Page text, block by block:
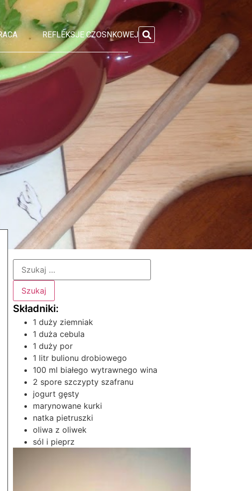
REFLEKSJE CZOSNKOWEJ
1 duży ziemniak
1 duża cebula
1 duży por
1 litr bulionu drobiowego
100 ml białego wytrawnego wina
2 spore szczypty szafranu
jogurt gęsty
marynowane kurki
natka pietruszki
oliwa z oliwek
sól i pieprz